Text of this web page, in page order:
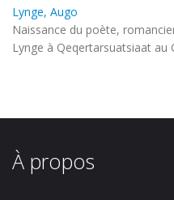
Lynge, Augo
Naissance du poète,
Lynge à Qeqertarsuatsiaat au
À propos